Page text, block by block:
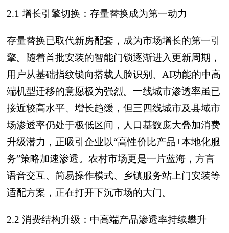
2.1 增长引擎切换：存量替换成为第一动力
存量替换已取代新房配套，成为市场增长的第一引
擎。随着首批安装的智能门锁逐渐进入更新周期，
用户从基础指纹锁向搭载人脸识别、AI功能的中高
端机型迁移的意愿极为强烈。一线城市渗透率虽已
接近较高水平、增长趋缓，但三四线城市及县域市
场渗透率仍处于极低区间，人口基数庞大叠加消费
升级潜力，正吸引企业以“高性价比产品+本地化服
务”策略加速渗透。农村市场更是一片蓝海，方言
语音交互、简易操作模式、乡镇服务站上门安装等
适配方案，正在打开下沉市场的大门。
2.2 消费结构升级：中高端产品渗透率持续攀升